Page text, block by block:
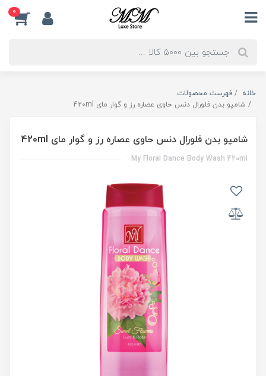
0
خانه
فهرست محصولات
شامپو بدن فلورال دنس حاوی عصاره رز و گوار مای 420ml
شامپو بدن فلورال دنس حاوی عصاره رز و گوار مای 420ml
My Floral Dance Body Wash 420ml